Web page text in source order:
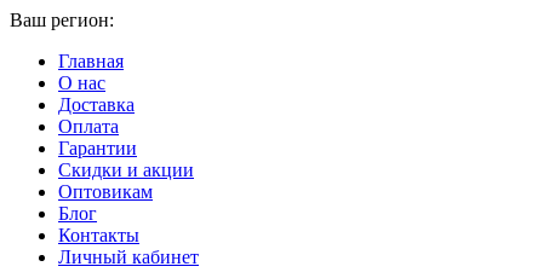
Ваш регион:
Главная
О нас
Доставка
Оплата
Гарантии
Скидки и акции
Оптовикам
Блог
Контакты
Личный кабинет